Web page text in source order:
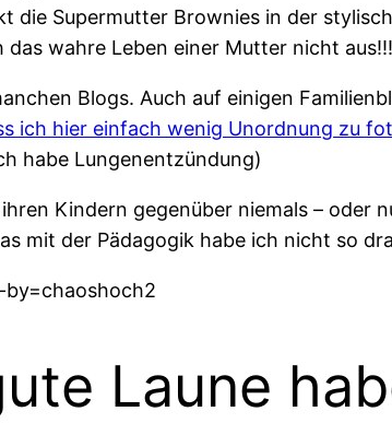
Supermutter Brownies in der
wahre Leben einer Mutter nicht aus!!!
Blogs. Auch auf einigen
ich hier einfach wenig Unordnung zu
habe Lungenentzündung)
Kindern gegenüber niemals – oder
mit der Pädagogik habe ich nicht so
Laune